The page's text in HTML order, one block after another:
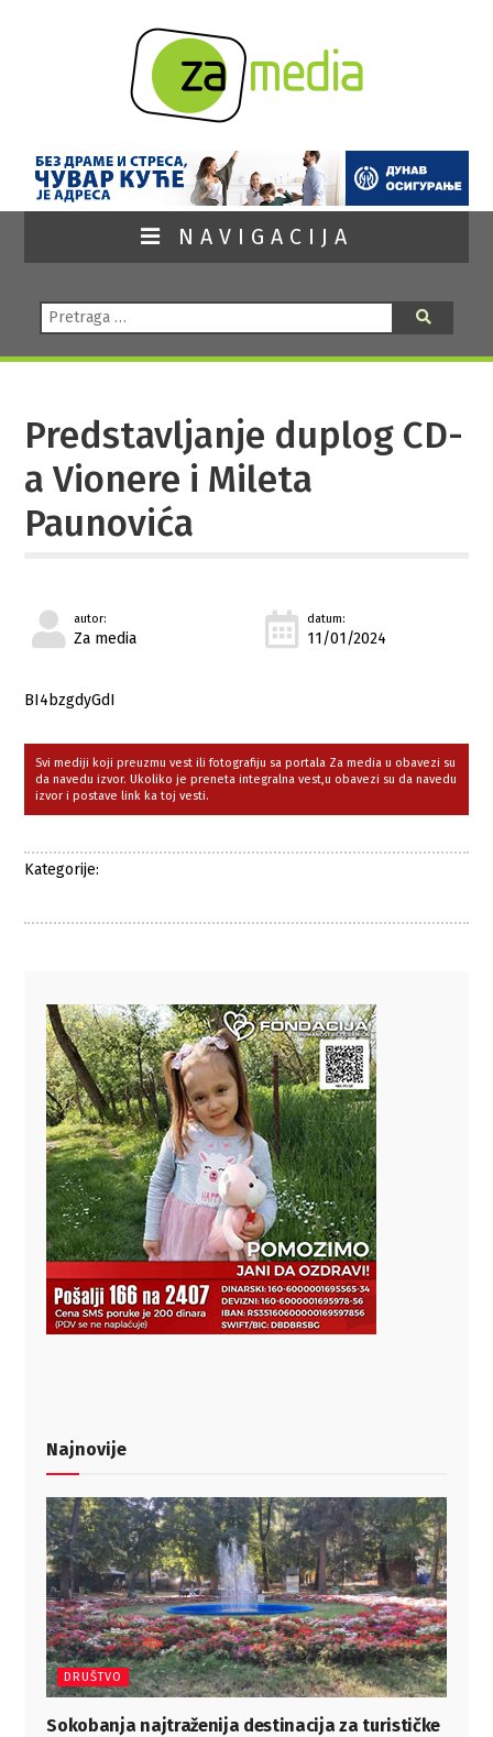
NAVIGACIJA
Pretraga:
Predstavljanje duplog CD-
a Vionere i Mileta
Paunovića
autor:
Za media
datum:
11/01/2024
BI4bzgdyGdI
Svi mediji koji preuzmu vest ili fotografiju sa portala Za media u obavezi su
da navedu izvor. Ukoliko je preneta integralna vest,u obavezi su da navedu
izvor i postave link ka toj vesti.
Kategorije:
Najnovije
DRUŠTVO
Sokobanja najtraženija destinacija za turističke